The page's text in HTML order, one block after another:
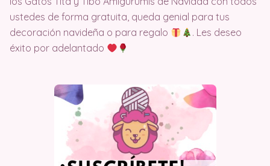
ustedes de forma gratuita, queda genial para tus
decoración navideña o para regalo
. Les deseo
éxito por adelantado